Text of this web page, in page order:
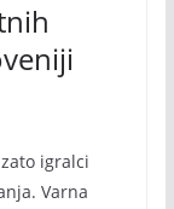
igralci
Varna